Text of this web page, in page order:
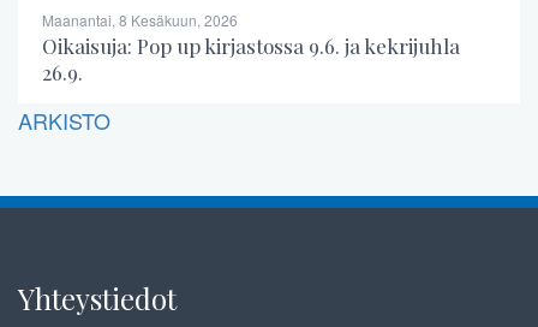
Maanantai, 8 Kesäkuun, 2026
Oikaisuja: Pop up kirjastossa 9.6. ja kekrijuhla
26.9.
ARKISTO
Yhteystiedot